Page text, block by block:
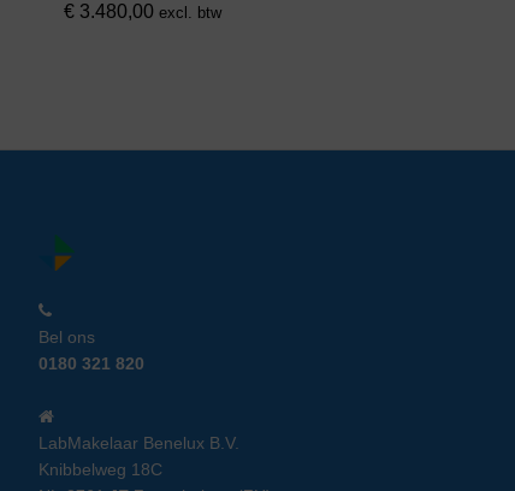
€ 3.480,00 excl. btw
Bel ons
0180 321 820
LabMakelaar Benelux B.V.
Knibbelweg 18C